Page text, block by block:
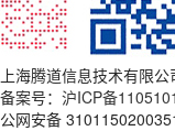
上海腾道信息技术有限
备案号： 沪ICP备
公网安备